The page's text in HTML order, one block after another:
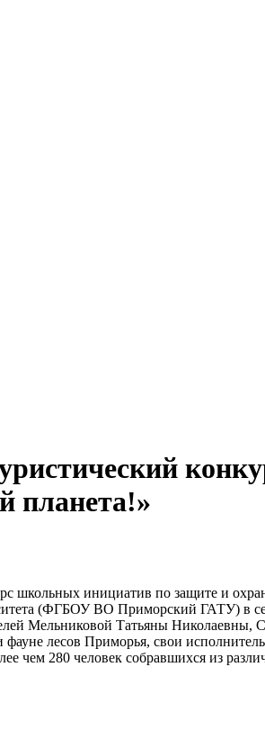
планета!»
школьных инициатив по защите и
(ФГБОУ ВО Приморский ГАТУ) в
Мельниковой Татьяны
лесов Приморья, свои
чем 280 человек собравшихся из